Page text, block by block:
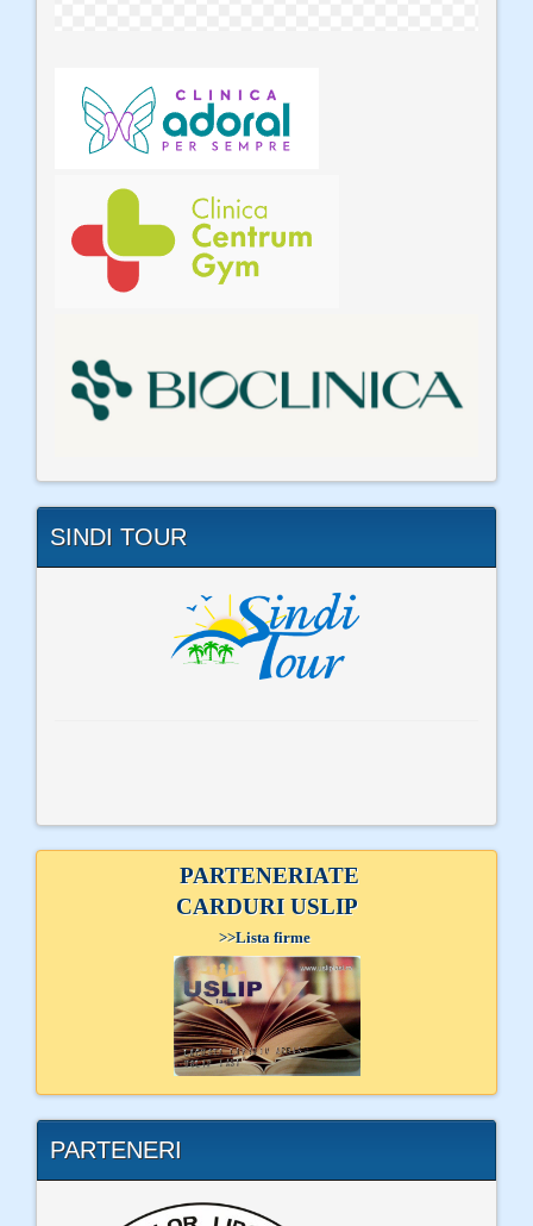
SINDI TOUR
PARTENERIATE
CARDURI USLIP
>>Lista firme
PARTENERI